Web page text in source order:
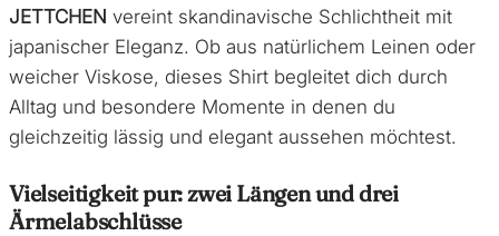
JETTCHEN vereint skandinavische Schlichtheit mit
japanischer Eleganz. Ob aus natürlichem Leinen oder
weicher Viskose, dieses Shirt begleitet dich durch
Alltag und besondere Momente in denen du
gleichzeitig lässig und elegant aussehen möchtest.
Vielseitigkeit pur: zwei Längen und drei
Ärmelabschlüsse